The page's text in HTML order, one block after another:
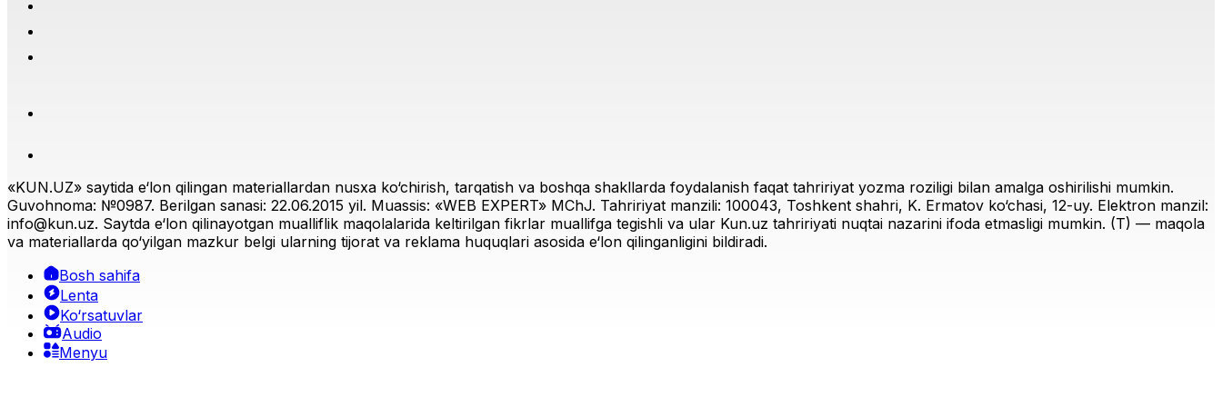
«KUN.UZ» saytida e‘lon qilingan materiallardan nusxa ko‘chirish, tarqatish va boshqa shakllarda foydalanish faqat tahririyat yozma roziligi bilan amalga oshirilishi mumkin.
Guvohnoma: №0987. Berilgan sanasi: 22.06.2015 yil. Muassis: «WEB EXPERT» MChJ. Tahririyat manzili: 100043, Toshkent shahri, K. Ermatov ko‘chasi, 12-uy. Elektron manzil:
info@kun.uz. Saytda e‘lon qilinayotgan mualliflik maqolalarida keltirilgan fikrlar muallifga tegishli va ular Kun.uz tahririyati nuqtai nazarini ifoda etmasligi mumkin. (T) — maqola
va materiallarda qo‘yilgan mazkur belgi ularning tijorat va reklama huquqlari asosida e‘lon qilinganligini bildiradi.
Bosh sahifa
Lenta
Ko‘rsatuvlar
Audio
Menyu